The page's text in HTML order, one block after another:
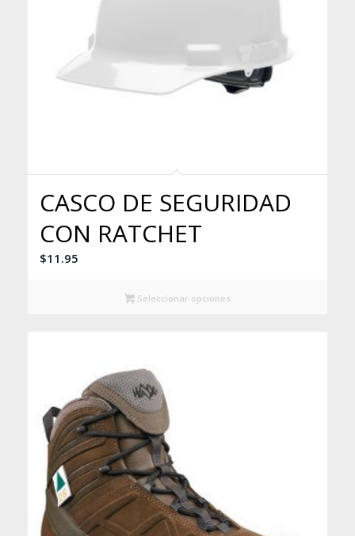
CASCO DE SEGURIDAD
CON RATCHET
$11.95
Seleccionar opciones